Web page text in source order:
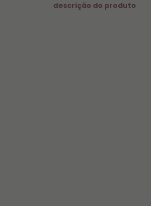
descrição do produto